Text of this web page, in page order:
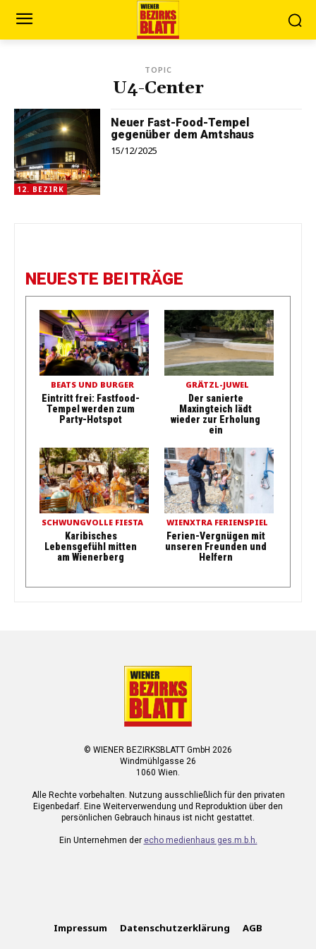
TOPIC
U4-Center
12. BEZIRK
Neuer Fast-Food-Tempel
gegenüber dem Amtshaus
15/12/2025
NEUESTE BEITRÄGE
BEATS UND BURGER
Eintritt frei: Fastfood-
Tempel werden zum
Party-Hotspot
GRÄTZL-JUWEL
Der sanierte
Maxingteich lädt
wieder zur Erholung
ein
SCHWUNGVOLLE FIESTA
Karibisches
Lebensgefühl mitten
am Wienerberg
WIENXTRA FERIENSPIEL
Ferien-Vergnügen mit
unseren Freunden und
Helfern
© WIENER BEZIRKSBLATT GmbH 2026
Windmühlgasse 26
1060 Wien.
Alle Rechte vorbehalten. Nutzung ausschließlich für den privaten
Eigenbedarf. Eine Weiterverwendung und Reproduktion über den
persönlichen Gebrauch hinaus ist nicht gestattet.
Ein Unternehmen der echo medienhaus ges.m.b.h.
Impressum Datenschutzerklärung AGB